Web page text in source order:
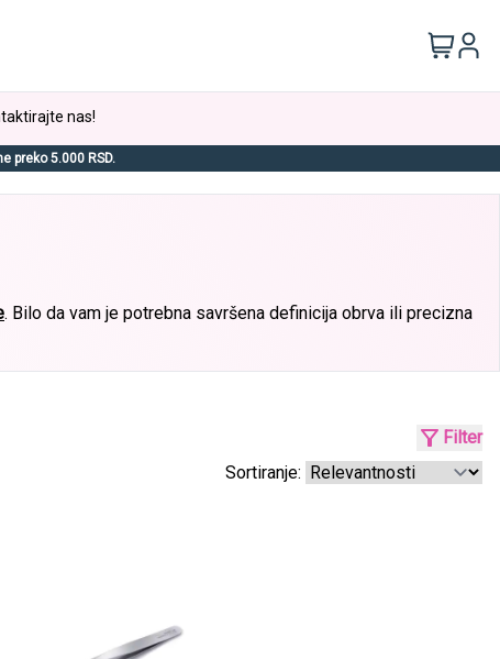
nas!
preko 5.000 RSD.
. Bilo da vam je potrebna savršena definicija obrva ili precizna
Filter
Sortiranje: